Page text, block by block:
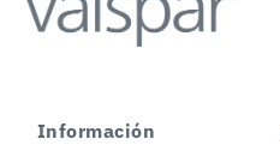
Información